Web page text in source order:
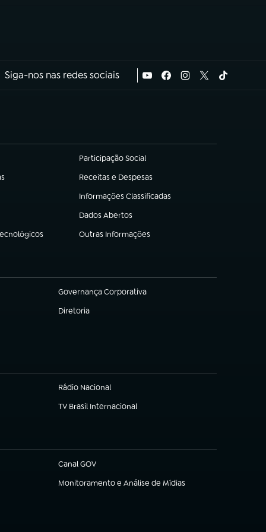
Siga-nos nas redes sociais
Participação Social
(abre em nova aba)
Receitas e Despesas
(abre em nova aba)
Informações Classificadas
(abre em nova aba)
Dados Abertos
(abre em nova aba)
Outras Informações
(abre em nova aba)
Governança Corporativa
(abre em nova aba)
Diretoria
(abre em nova aba)
Rádio Nacional
TV Brasil Internacional
(abre em nova aba)
Canal GOV
(abre em nova aba)
Monitoramento e Análise de Mídias
(abre em nova aba)